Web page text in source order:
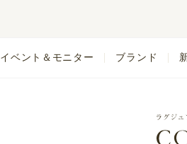
イベント＆モニター ブランド